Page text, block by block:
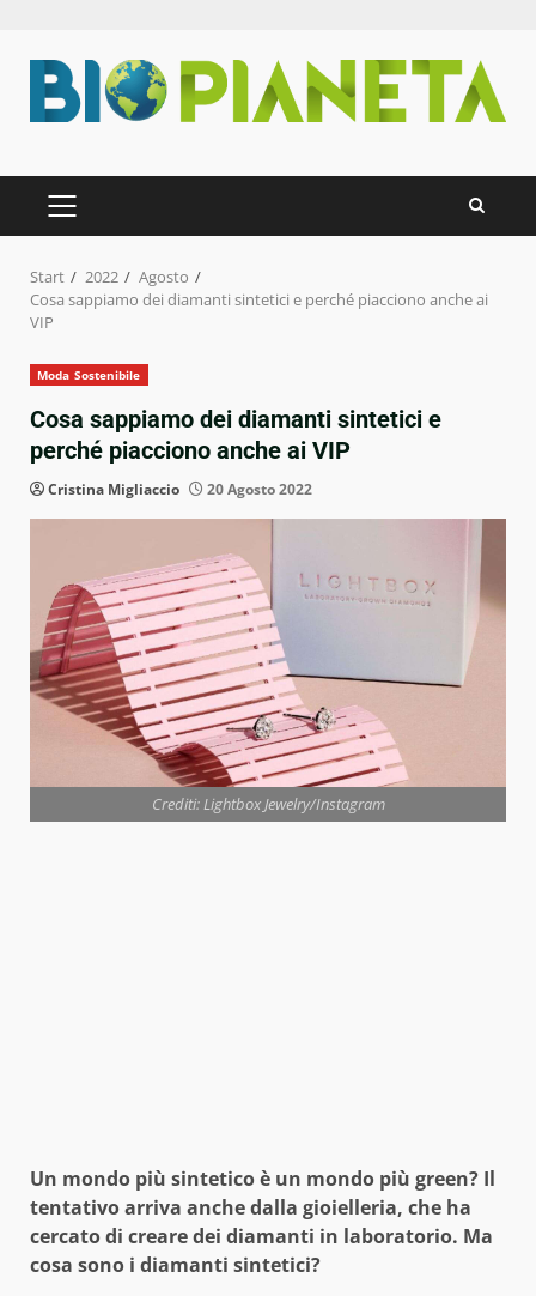
Inhalt
springen
PRIMÄRES
MENÜ
Start 2022
Agosto
Cosa sappiamo dei diamanti sintetici e perché piacciono anche ai
VIP
Moda Sostenibile
Cosa sappiamo dei diamanti sintetici e
perché piacciono anche ai VIP
Cristina Migliaccio 20 Agosto 2022
Crediti: Lightbox Jewelry/Instagram
Un mondo più sintetico è un mondo più green? Il
tentativo arriva anche dalla gioielleria, che ha
cercato di creare dei diamanti in laboratorio. Ma
cosa sono i diamanti sintetici?